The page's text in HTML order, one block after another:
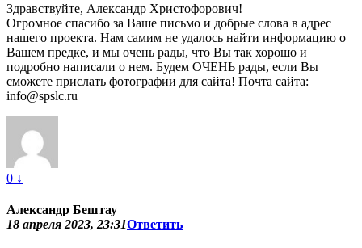
Здравствуйте, Александр Христофорович!
Огромное спасибо за Ваше письмо и добрые слова в адрес
нашего проекта. Нам самим не удалось найти информацию о
Вашем предке, и мы очень рады, что Вы так хорошо и
подробно написали о нем. Будем ОЧЕНЬ рады, если Вы
сможете прислать фотографии для сайта! Почта сайта:
info@spslc.ru
0 ↓
Александр Бештау
18 апреля 2023, 23:31Ответить